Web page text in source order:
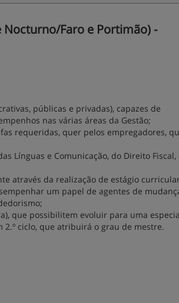
Faro e Portimão) -
públicas e privadas), capazes de
nas várias áreas da Gestão;
requeridas, quer pelos empregadores,
Línguas e Comunicação, do Direito Fiscal,
através da realização de estágio
um papel de agentes de
que possibilitem evoluir para uma
2.º ciclo, que atribuirá o grau de mestre.